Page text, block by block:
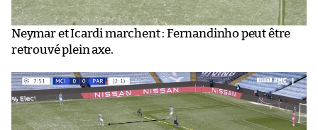
Neymar et Icardi marchent : Fernandinho peut être
retrouvé plein axe.